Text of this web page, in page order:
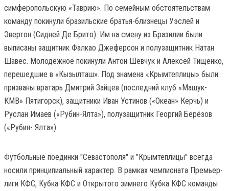
симферопольскую «Таврию». По семейным обстоятельствам
команду покинули бразильские братья-близнецы Уэслей и
Эвертон (Сидней Де Брито). Им на смену из Бразилии были
выписаны защитник Фалкао Джеферсон и полузащитник Натан
Шавес. Молодежное покинули Антон Шевчук и Алексей Тищенко,
перешедшие в «Кызылташ». Под знамена «Крымтеплицы» были
призваны вратарь Дмитрий Зайцев (последний клуб «Машук-
КМВ» Пятигорск), защитники Иван Устинов («Океан» Керчь) и
Руслан Имаев («Рубин-Ялта»), полузащитник Георгий Берёзов
(«Рубин- Ялта»).
Футбольные поединки "Севастополя" и "Крымтеплицы" всегда
носили принципиальный характер. В рамках чемпионата Премьер-
лиги КФС, Кубка КФС и Открытого зимнего Кубка КФС команды